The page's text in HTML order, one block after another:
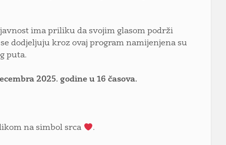
ima priliku da svojim glasom podrži
dodjeljuju kroz ovaj program namijenjena su
puta.
2025. godine u 16 časova.
na simbol srca .